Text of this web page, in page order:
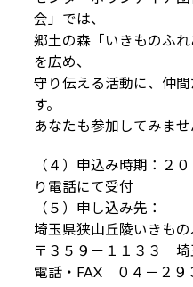
会」では、
郷土の森「いきものふ
を広め、
守り伝える活動に、仲
す。
あなたも参加してみませ
（４）申込み時期：２
り電話にて受付
（５）申し込み先：
埼玉県狭山丘陵いきも
〒３５９－１１３３ 埼
電話・FAX ０４－２９